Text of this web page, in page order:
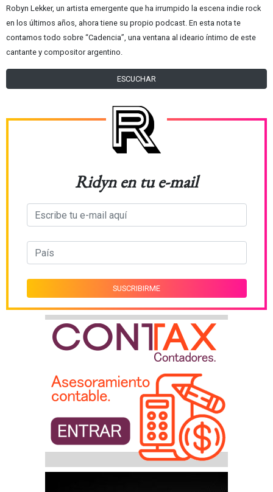
Robyn Lekker, un artista emergente que ha irrumpido la escena indie rock
en los últimos años, ahora tiene su propio podcast. En esta nota te
contamos todo sobre “Cadencia”, una ventana al ideario íntimo de este
cantante y compositor argentino.
ESCUCHAR
Ridyn en tu e-mail